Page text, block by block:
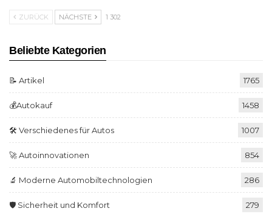
ZURÜCK NÄCHSTE 1 302
Beliebte Kategorien
📝 Artikel 1765
💰Autokauf 1458
🛠️ Verschiedenes für Autos 1007
🚀 Autoinnovationen 854
🔬 Moderne Automobiltechnologien 286
🛡️ Sicherheit und Komfort 279